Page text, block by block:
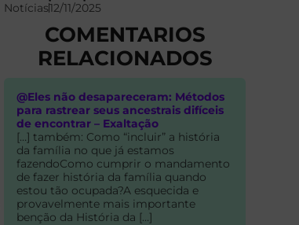
Notícias12/11/2025
COMENTARIOS
RELACIONADOS
@Eles não desapareceram: Métodos
para rastrear seus ancestrais difíceis
de encontrar – Exaltação
[…] também: Como “incluir” a história
da família no que já estamos
fazendoComo cumprir o mandamento
de fazer história da família quando
estou tão ocupada?A esquecida e
provavelmente mais importante
benção da História da […]